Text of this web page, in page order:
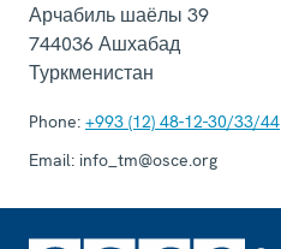
Арчабиль шаёлы 39
744036 Ашхабад
Туркменистан
Phone: +993 (12) 48-12-30/33/44
Email: info_tm@osce.org